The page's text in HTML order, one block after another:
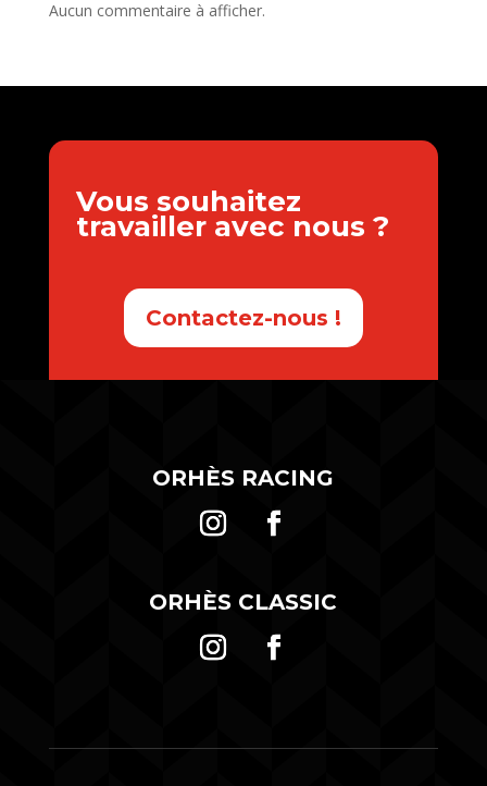
Aucun commentaire à afficher.
Vous souhaitez
travailler avec nous ?
Contactez-nous !
ORHÈS RACING
ORHÈS CLASSIC